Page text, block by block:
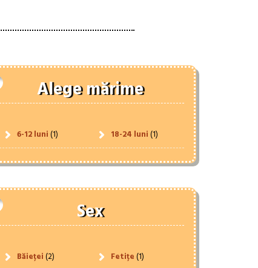
Alege mărime
6-12 luni(1) 18-24 luni(1)
Sex
Băieței(2) Fetițe(1)